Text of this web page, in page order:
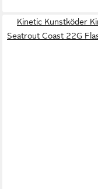
Kinetic Kunstköder
Seatrout Coast 22G